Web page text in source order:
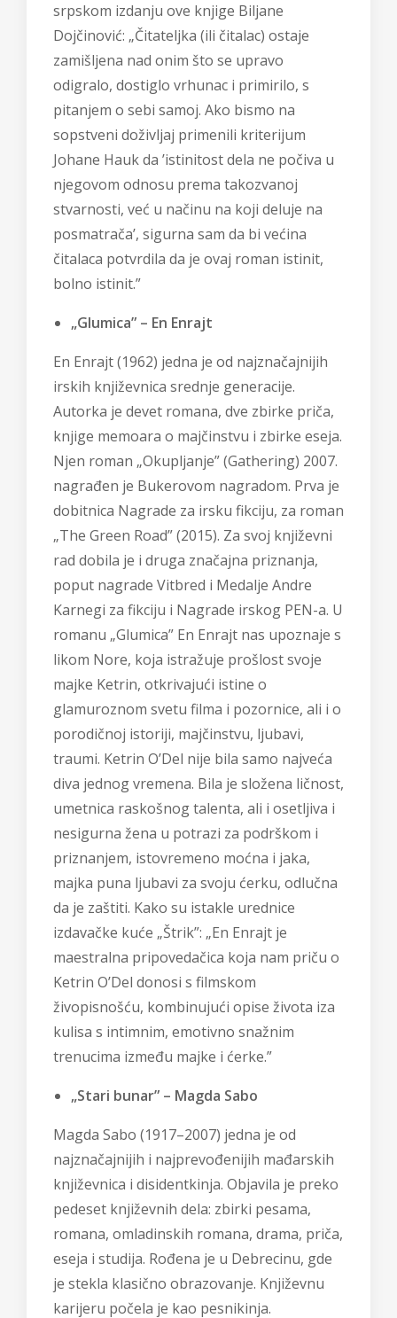
srpskom izdanju ove knjige Biljane
Dojčinović: „Čitateljka (ili čitalac) ostaje
zamišljena nad onim što se upravo
odigralo, dostiglo vrhunac i primirilo, s
pitanjem o sebi samoj. Ako bismo na
sopstveni doživljaj primenili kriterijum
Johane Hauk da ’istinitost dela ne počiva u
njegovom odnosu prema takozvanoj
stvarnosti, već u načinu na koji deluje na
posmatrača’, sigurna sam da bi većina
čitalaca potvrdila da je ovaj roman istinit,
bolno istinit.”
„Glumica” – En Enrajt
En Enrajt (1962) jedna je od najznačajnijih
irskih književnica srednje generacije.
Autorka je devet romana, dve zbirke priča,
knjige memoara o majčinstvu i zbirke eseja.
Njen roman „Okupljanje” (Gathering) 2007.
nagrađen je Bukerovom nagradom. Prva je
dobitnica Nagrade za irsku fikciju, za roman
„The Green Road” (2015). Za svoj književni
rad dobila je i druga značajna priznanja,
poput nagrade Vitbred i Medalje Andre
Karnegi za fikciju i Nagrade irskog PEN-a. U
romanu „Glumica” En Enrajt nas upoznaje s
likom Nore, koja istražuje prošlost svoje
majke Ketrin, otkrivajući istine o
glamuroznom svetu filma i pozornice, ali i o
porodičnoj istoriji, majčinstvu, ljubavi,
traumi. Ketrin O’Del nije bila samo najveća
diva jednog vremena. Bila je složena ličnost,
umetnica raskošnog talenta, ali i osetljiva i
nesigurna žena u potrazi za podrškom i
priznanjem, istovremeno moćna i jaka,
majka puna ljubavi za svoju ćerku, odlučna
da je zaštiti. Kako su istakle urednice
izdavačke kuće „Štrik”: „En Enrajt je
maestralna pripovedačica koja nam priču o
Ketrin O’Del donosi s filmskom
živopisnošću, kombinujući opise života iza
kulisa s intimnim, emotivno snažnim
trenucima između majke i ćerke.”
„Stari bunar” – Magda Sabo
Magda Sabo (1917–2007) jedna je od
najznačajnijih i najprevođenijih mađarskih
književnica i disidentkinja. Objavila je preko
pedeset književnih dela: zbirki pesama,
romana, omladinskih romana, drama, priča,
eseja i studija. Rođena je u Debrecinu, gde
je stekla klasično obrazovanje. Književnu
karijeru počela je kao pesnikinja.